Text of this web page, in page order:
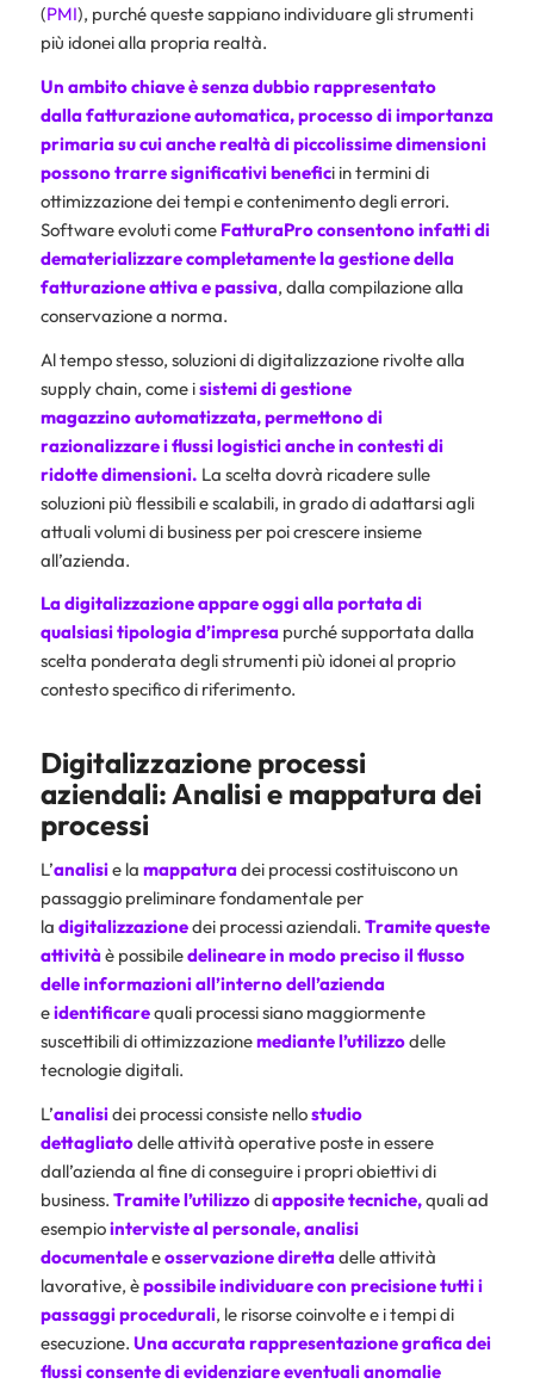
(PMI), purché queste sappiano individuare gli strumenti
più idonei alla propria realtà.
Un ambito chiave è senza dubbio rappresentato
dallafatturazione automatica, processo di importanza
primaria su cui anche realtà di piccolissime dimensioni
possono trarre significativi benefici in termini di
ottimizzazione dei tempi e contenimento degli errori.
Software evoluti come FatturaProconsentono infatti di
dematerializzare completamente la gestione della
fatturazione attiva e passiva, dalla compilazione alla
conservazione a norma.
Al tempo stesso, soluzioni di digitalizzazione rivolte alla
supply chain, come isistemi digestione
magazzino automatizzata, permettono di
razionalizzare i flussi logistici anche in contesti di
ridotte dimensioni. La scelta dovrà ricadere sulle
soluzioni più flessibili e scalabili, in grado di adattarsi agli
attuali volumi di business per poi crescere insieme
all’azienda.
La digitalizzazione appare oggi alla portata di
qualsiasi tipologia d’impresapurché supportata dalla
scelta ponderata degli strumenti più idonei al proprio
contesto specifico di riferimento.
Digitalizzazione processi
aziendali: Analisi e mappatura dei
processi
L’analisie la mappaturadei processi costituiscono un
passaggio preliminare fondamentale per
la digitalizzazionedei processi aziendali. Tramite queste
attivitàè possibiledelinearein modo preciso il flusso
delle informazioni all’interno dell’azienda
eidentificarequali processi siano maggiormente
suscettibili di ottimizzazionemediante l’utilizzodelle
tecnologie digitali.
L’analisidei processi consiste nellostudio
dettagliatodelle attività operative poste in essere
dall’azienda al fine di conseguire i propri obiettivi di
business. Tramite l’utilizzodiapposite tecniche,quali ad
esempiointerviste al personale, analisi
documentaleeosservazione direttadelle attività
lavorative, èpossibile individuare con precisione tutti i
passaggi procedurali, le risorse coinvolte e i tempi di
esecuzione. Una accurata rappresentazione grafica dei
flussi consente di evidenziare eventuali anomalie